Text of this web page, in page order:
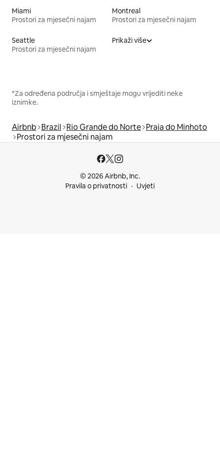
Miami
Prostori za mjesečni najam
Montreal
Prostori za mjesečni najam
Seattle
Prostori za mjesečni najam
Prikaži više
*Za određena područja i smještaje mogu vrijediti neke
iznimke.
Airbnb Brazil Rio Grande do Norte Praia do Minhoto
Prostori za mjesečni najam
© 2026 Airbnb, Inc.
Pravila o privatnosti
Uvjeti